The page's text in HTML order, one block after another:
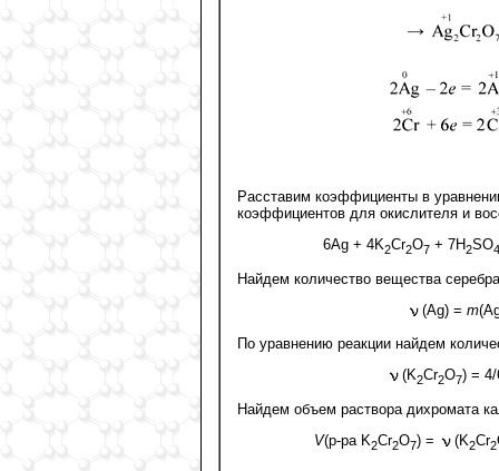
Расставим коэффициенты в
коэффициентов для окислителя и
6Ag + 4K2Cr2O7 + 7H2SO4
Найдем количество вещества
(Ag) = m
По уравнению реакции найдем
(K2Cr2O7) = 4/
Найдем объем раствора дихромата
V(р-ра K2Cr2O7) = (K2Cr2